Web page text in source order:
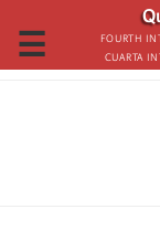
Fourth
Cuarta
☰